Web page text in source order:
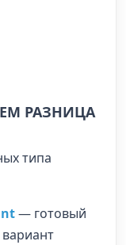
РАЗНИЦА
типа
— готовый